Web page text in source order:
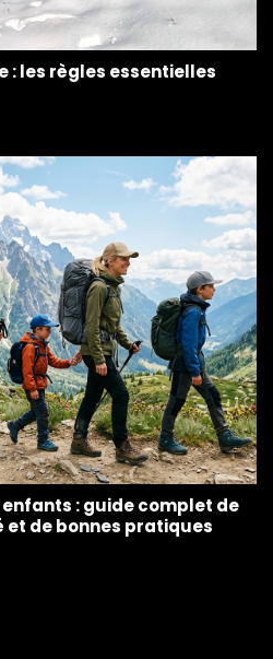
: les règles essentielles
: guide complet de
et de bonnes pratiques